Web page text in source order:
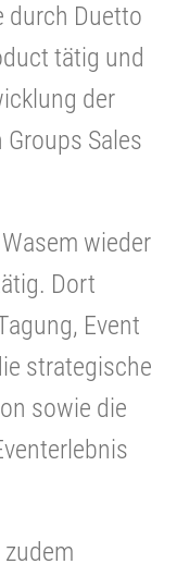
durch Duetto
tätig und
der
Sales
wieder
Dort
Event
strategische
sowie die